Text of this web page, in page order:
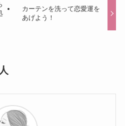
カーテンを洗って恋愛運を
あげよう！